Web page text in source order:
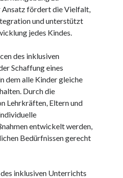
Ansatz fördert die Vielfalt,
und unterstützt
jedes Kindes.
des inklusiven
Schaffung eines
dem alle Kinder gleiche
Durch die
Lehrkräften, Eltern und
entwickelt werden,
Bedürfnissen gerecht
inklusiven Unterrichts